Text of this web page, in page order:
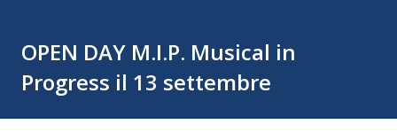
OPEN DAY M.I.P. Musical in
Progress il 13 settembre